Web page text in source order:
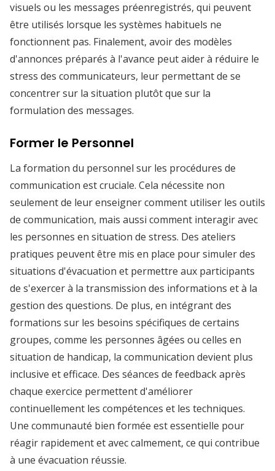
visuels ou les messages préenregistrés, qui peuvent
être utilisés lorsque les systèmes habituels ne
fonctionnent pas. Finalement, avoir des modèles
d'annonces préparés à l'avance peut aider à réduire le
stress des communicateurs, leur permettant de se
concentrer sur la situation plutôt que sur la
formulation des messages.
Former le Personnel
La formation du personnel sur les procédures de
communication est cruciale. Cela nécessite non
seulement de leur enseigner comment utiliser les outils
de communication, mais aussi comment interagir avec
les personnes en situation de stress. Des ateliers
pratiques peuvent être mis en place pour simuler des
situations d'évacuation et permettre aux participants
de s'exercer à la transmission des informations et à la
gestion des questions. De plus, en intégrant des
formations sur les besoins spécifiques de certains
groupes, comme les personnes âgées ou celles en
situation de handicap, la communication devient plus
inclusive et efficace. Des séances de feedback après
chaque exercice permettent d'améliorer
continuellement les compétences et les techniques.
Une communauté bien formée est essentielle pour
réagir rapidement et avec calmement, ce qui contribue
à une évacuation réussie.